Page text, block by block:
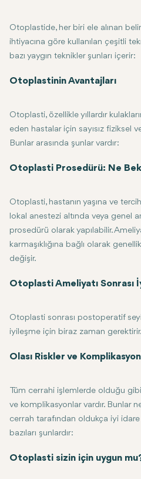
Otoplastide, her biri ele alınan
ihtiyacına göre kullanılan çeşitli
bazı yaygın teknikler şunları içerir:
Kulak İğneleme-Otoplasti veya
Kulak Küçültme: Büyük kulakları
Rekonstrüktif otoplasti, doğumda
Lobüloplasti: Bu prosedür esas
Otoplastinin Avantajları
Otoplasti, özellikle yıllardır
eden hastalar için sayısız fiziksel
Bunlar arasında şunlar vardır:
Geliştirilmiş Estetik Görünüm:
Artan Güven: Otoplasti birçok
Kalıcı Sonuçlar: Otoplasti, çoğu
Minimal Yara İzi: Otoplasti için
Otoplasti Prosedürü: Ne
Otoplasti, hastanın yaşına ve
lokal anestezi altında veya genel
prosedürü olarak yapılabilir.
karmaşıklığına bağlı olarak
değişir.
Cerrah, kıkırdağa erişmek için
Otoplasti nadiren çok ağrılı bir
Otoplasti Ameliyatı Sonrası
Otoplasti sonrası postoperatif
iyileşme için biraz zaman
İlk İyileşme: Ameliyattan hemen
Ameliyat Sonrası Bandajlar:
Normal Aktivitelere Dönüş: Çoğu
Nihai Sonuçlar: Otoplastinin nihai
Olası Riskler ve
Tüm cerrahi işlemlerde olduğu
ve komplikasyonlar vardır. Bunlar
cerrah tarafından oldukça iyi idare
bazıları şunlardır:
Enfeksiyon: Enfeksiyon
Yara izi: Kesiler kulağın arkasına
Asimetri: Bazı durumlarda nihai
Sinir Değişiklikleri: Birkaç kişi
Otoplasti sizin için uygun